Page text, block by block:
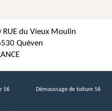
RUE du Vieux Moulin
Quéven
56 Démoussage de toiture 56